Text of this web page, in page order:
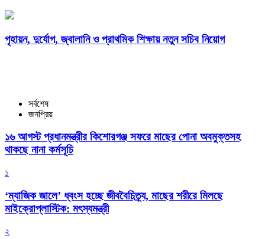
গৃহায়ন, দুর্যোগ, জ্বালানি ও প্রাথমিক শিক্ষায় নতুন সচিব নিয়োগ
সর্বশেষ
জনপ্রিয়
১৬ আগস্ট প্রধানমন্ত্রীর কিশোরগঞ্জ সফরে মাছের পোনা অবমুক্তসহ
থাকছে নানা কর্মসূচি
১
‘ম্যাজিক জালে’ ধ্বংস হচ্ছে জীববৈচিত্র্য, মাছের শরীরে মিলছে
মাইক্রোপ্লাস্টিক: মৎস্যমন্ত্রী
২